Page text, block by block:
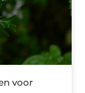
voor